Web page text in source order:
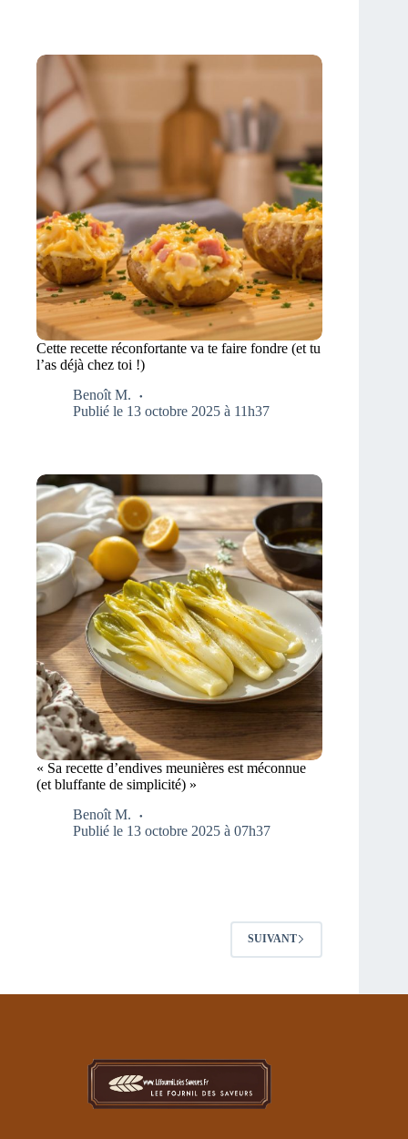
Cette recette réconfortante va te faire fondre (et tu
l’as déjà chez toi !)
Benoît M.
Publié le 13 octobre 2025 à 11h37
« Sa recette d’endives meunières est méconnue
(et bluffante de simplicité) »
Benoît M.
Publié le 13 octobre 2025 à 07h37
SUIVANT